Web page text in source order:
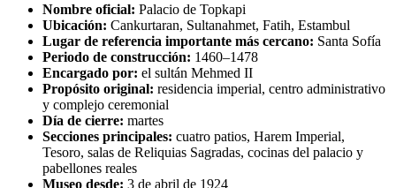
Nombre oficial: Palacio de Topkapi
Ubicación: Cankurtaran, Sultanahmet, Fatih, Estambul
Lugar de referencia importante más cercano: Santa Sofía
Periodo de construcción: 1460–1478
Encargado por: el sultán Mehmed II
Propósito original: residencia imperial, centro administrativo
y complejo ceremonial
Día de cierre: martes
Secciones principales: cuatro patios, Harem Imperial,
Tesoro, salas de Reliquias Sagradas, cocinas del palacio y
pabellones reales
Museo desde: 3 de abril de 1924